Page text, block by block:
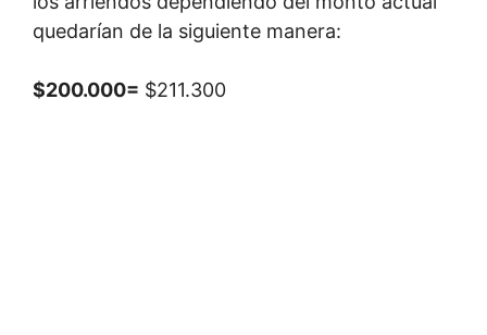
quedarían de la siguiente manera:
$200.000= $211.300